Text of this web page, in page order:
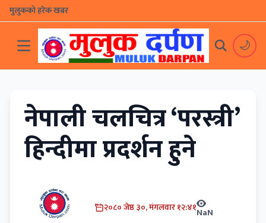
मुलुकको हरेक खबर
🌙
नेपाली चलचित्र ‘परस्त्री’
हिन्दीमा प्रदर्शन हुने
२०८० जेष्ठ ३०, मंगलवार १२:४१NaN